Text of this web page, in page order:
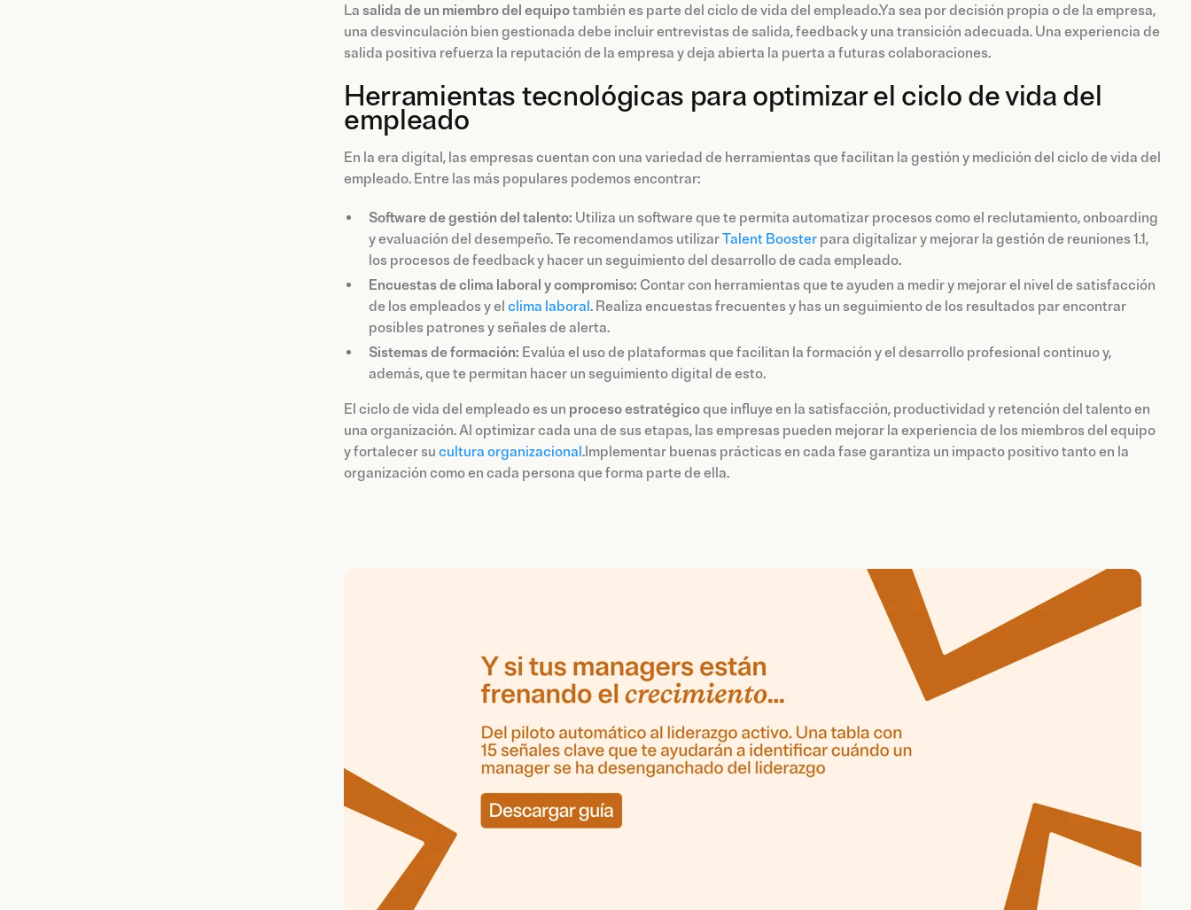
La salida de un miembro del equipotambién es parte del ciclo de vida del empleado.Ya sea por decisión propia o de la empresa,
una desvinculación bien gestionada debe incluir entrevistas de salida, feedback y una transición adecuada. Una experiencia de
salida positiva refuerza la reputación de la empresa y deja abierta la puerta a futuras colaboraciones.
Herramientas tecnológicas para optimizar el ciclo de vida del
empleado
En la era digital, las empresas cuentan con una variedad de herramientas que facilitan la gestión y medición del ciclo de vida del
empleado. Entre las más populares podemos encontrar:
Software de gestión del talento: Utiliza un software que te permita automatizar procesos como el reclutamiento, onboarding
y evaluación del desempeño. Te recomendamos utilizarTalent Booster para digitalizar y mejorar la gestión de reuniones 1.1,
los procesos de feedback y hacer un seguimiento del desarrollo de cada empleado.
Encuestas de clima laboral y compromiso: Contar con herramientas que te ayuden a medir y mejorar el nivel de satisfacción
de los empleados y el clima laboral. Realiza encuestas frecuentes y has un seguimiento de los resultados par encontrar
posibles patrones y señales de alerta.
Sistemas de formación: Evalúa el uso de plataformas que facilitan la formación y el desarrollo profesional continuo y,
además, que te permitan hacer un seguimiento digital de esto.
El ciclo de vida del empleado es un proceso estratégicoque influye en la satisfacción, productividad y retención del talento en
una organización. Al optimizar cada una de sus etapas, las empresas pueden mejorar la experiencia de los miembros del equipo
y fortalecer su cultura organizacional.Implementar buenas prácticas en cada fase garantiza un impacto positivo tanto en la
organización como en cada persona que forma parte de ella.